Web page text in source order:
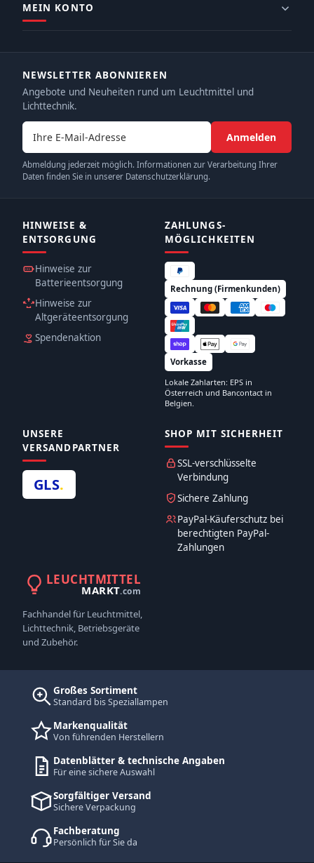
MEIN KONTO
NEWSLETTER ABONNIEREN
Angebote und Neuheiten rund um Leuchtmittel und
Lichttechnik.
E-Mail-Adresse
Anmelden
Abmeldung jederzeit möglich. Informationen zur Verarbeitung Ihrer
Daten finden Sie in unserer Datenschutzerklärung.
HINWEISE &
ENTSORGUNG
Hinweise zur
Batterieentsorgung
Hinweise zur
Altgeräteentsorgung
Spendenaktion
ZAHLUNGS­
MÖGLICHKEITEN
Rechnung (Firmenkunden)
Vorkasse
Lokale Zahlarten: EPS in
Österreich und Bancontact in
Belgien.
UNSERE
VERSANDPARTNER
GLS.
SHOP MIT SICHERHEIT
SSL-verschlüsselte
Verbindung
Sichere Zahlung
PayPal-Käuferschutz bei
berechtigten PayPal-
Zahlungen
LEUCHTMITTEL
MARKT.com
Fachhandel für Leuchtmittel,
Lichttechnik, Betriebsgeräte
und Zubehör.
Großes Sortiment
Standard bis Speziallampen
Markenqualität
Von führenden Herstellern
Datenblätter & technische Angaben
Für eine sichere Auswahl
Sorgfältiger Versand
Sichere Verpackung
Fachberatung
Persönlich für Sie da